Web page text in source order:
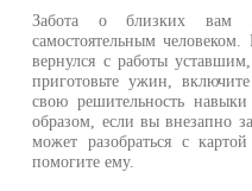
Забота о близких вам
самостоятельным
вернулся с работы
приготовьте ужин,
свою решительность
образом, если вы внезапно
может разобраться с
помогите ему.